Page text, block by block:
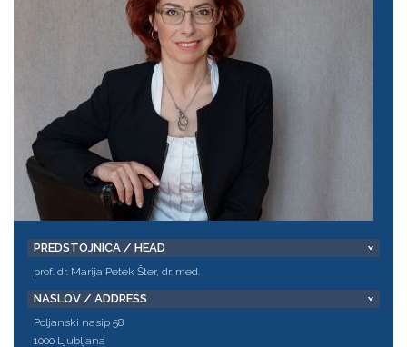
PREDSTOJNICA / HEAD
prof. dr. Marija Petek Šter, dr. med.
NASLOV / ADDRESS
Poljanski nasip 58
1000 Ljubljana